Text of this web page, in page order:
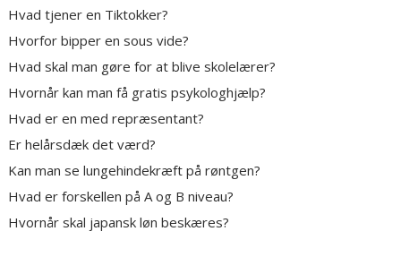
Hvad tjener en Tiktokker?
Hvorfor bipper en sous vide?
Hvad skal man gøre for at blive skolelærer?
Hvornår kan man få gratis psykologhjælp?
Hvad er en med repræsentant?
Er helårsdæk det værd?
Kan man se lungehindekræft på røntgen?
Hvad er forskellen på A og B niveau?
Hvornår skal japansk løn beskæres?